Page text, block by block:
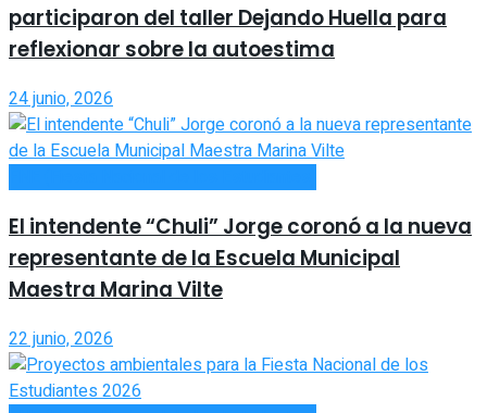
participaron del taller Dejando Huella para
reflexionar sobre la autoestima
24 junio, 2026
El intendente “Chuli” Jorge coronó a la nueva
representante de la Escuela Municipal
Maestra Marina Vilte
22 junio, 2026